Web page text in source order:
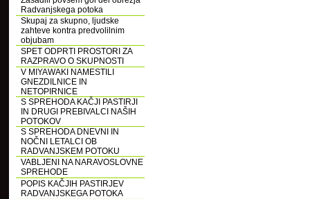
Radvanjskega potoka
Skupaj za skupno, ljudske
zahteve kontra predvolilnim
objubam
SPET ODPRTI PROSTORI ZA
RAZPRAVO O SKUPNOSTI
V MIYAWAKI NAMESTILI
GNEZDILNICE IN
NETOPIRNICE
S SPREHODA KAČJI PASTIRJI
IN DRUGI PREBIVALCI NAŠIH
POTOKOV
S SPREHODA DNEVNI IN
NOČNI LETALCI OB
RADVANJSKEM POTOKU
VABLJENI NA NARAVOSLOVNE
SPREHODE
POPIS KAČJIH PASTIRJEV
RADVANJSKEGA POTOKA